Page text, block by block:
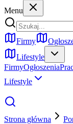
Menu
Firmy
Lifestyle
FirmyOgłoszenia
Lifestyle
Strona główna